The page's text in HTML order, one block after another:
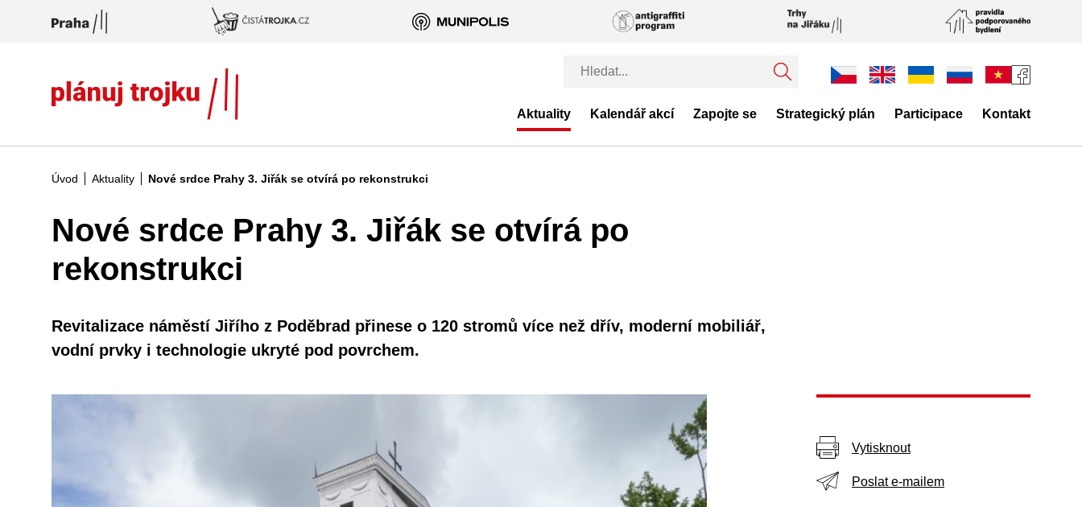
Přeskočit na hlavní obsah
Aktuality Kalendář akcí Zapojte se Strategický plán Participace Kontakt
Úvod Aktuality Nové srdce Prahy 3. Jiřák se otvírá po rekonstrukci
Nové srdce Prahy 3. Jiřák se otvírá po
rekonstrukci
Revitalizace náměstí Jiřího z Poděbrad přinese o 120 stromů více než dřív, moderní mobiliář,
vodní prvky i technologie ukryté pod povrchem.
Vytisknout
Poslat e-mailem